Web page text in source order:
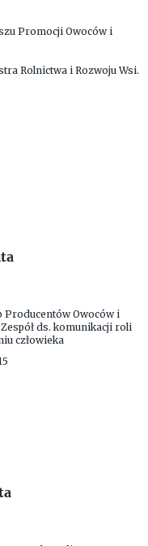
Promocji Owoców i
Rolnictwa i Rozwoju Wsi.
Producentów Owoców i
ds. komunikacji roli
człowieka